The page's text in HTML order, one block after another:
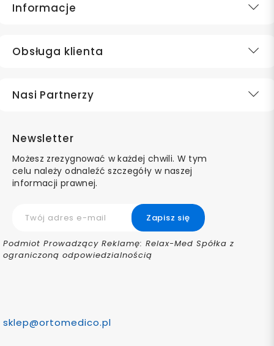
Informacje
Obsługa klienta
Nasi Partnerzy
Newsletter
Możesz zrezygnować w każdej chwili. W tym
celu należy odnaleźć szczegóły w naszej
informacji prawnej.
Podmiot Prowadzący Reklamę: Relax-Med Spółka z
ograniczoną odpowiedzialnością
sklep@ortomedico.pl